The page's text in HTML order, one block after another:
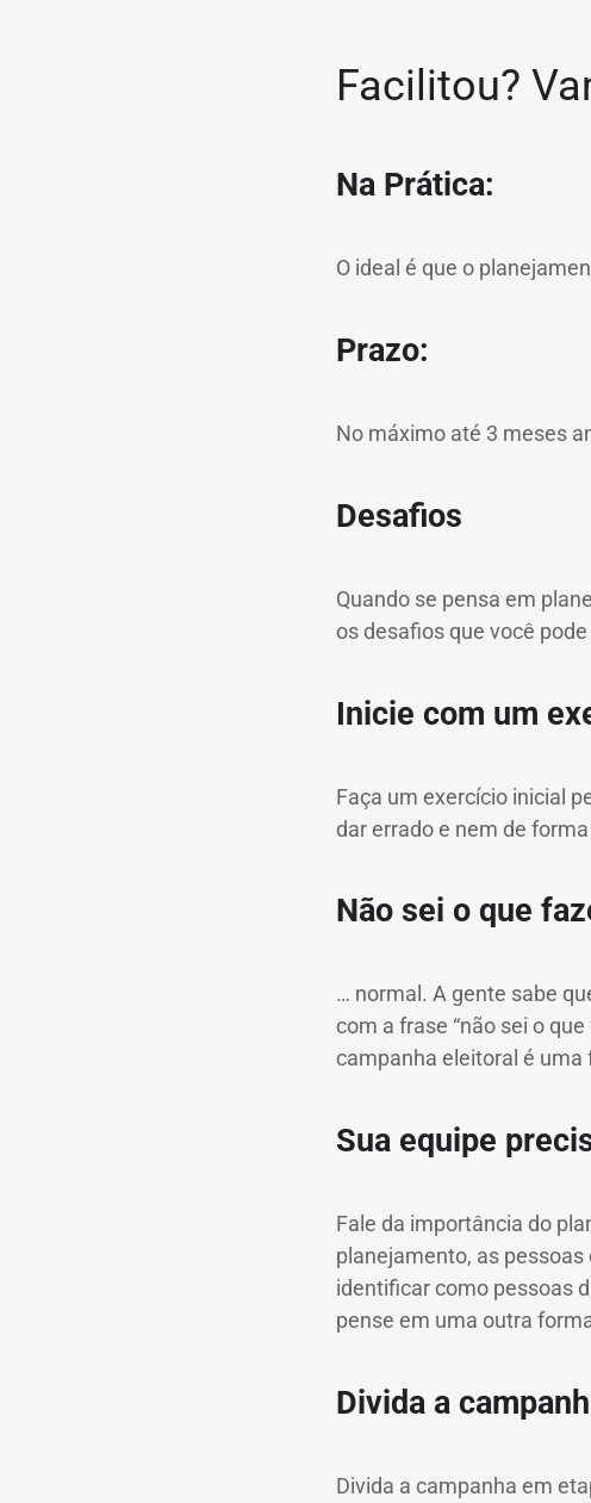
Facilitou?
Na Prática:
O ideal é que o
Prazo:
No máximo até 3 meses
Desafios
Quando se pensa em
os desafios que você
Inicie com um
Faça um exercício inicial
dar errado e nem de
Não sei o que
… normal. A gente sabe
com a frase “não sei o que
campanha eleitoral é uma
Sua equipe
Fale da importância do
planejamento, as
identificar como pessoas
pense em uma outra
Divida a
Divida a campanha em